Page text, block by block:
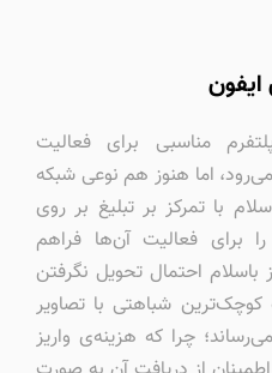
ایفون
مناسبی برای فعالیت
اما هنوز هم نوعی شبکه
با تمرکز بر تبلیغ بر روی
برای فعالیت آن‌ها فراهم
باسلام احتمال تحویل نگرفتن
شباهتی با تصاویر
چرا که هزینه‌ی واریز